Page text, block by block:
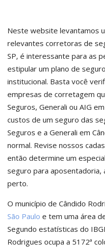
Neste website levantamos
relevantes corretoras de
SP, é interessante para as
estipular um plano de
institucional. Basta você
empresas de corretagem
Seguros, Generali ou AIG
custos de um seguro das
Seguros e a Generali em
normal. Revise nossos
então determine um
seguro para aposentadoria,
perto.
O município de Cândido
São Paulo e tem uma área
Segundo estatísticas do
Rodrigues ocupa a 5172ª